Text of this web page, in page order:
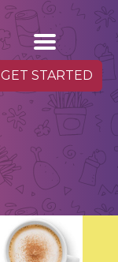
GET STARTED